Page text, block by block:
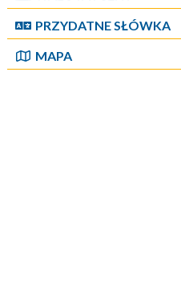
PRZYDATNE SŁÓWKA
MAPA